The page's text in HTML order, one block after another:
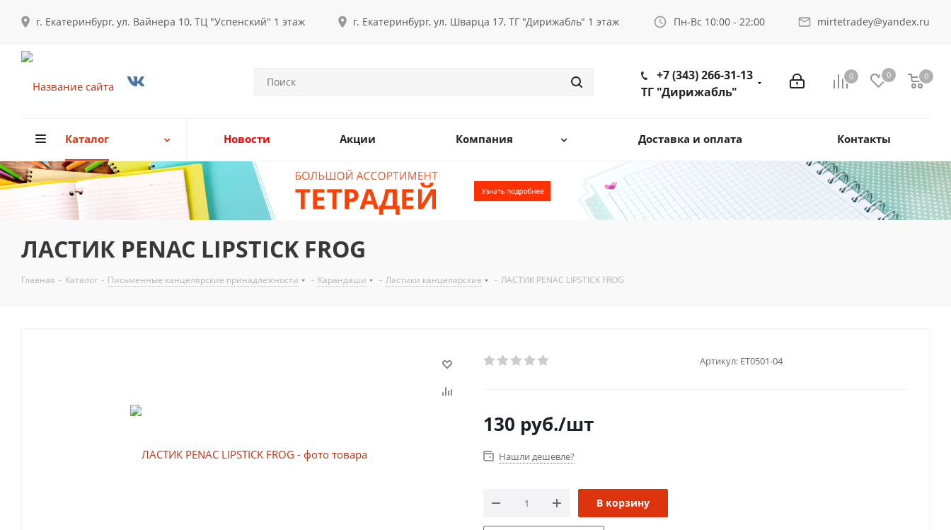
г. Екатеринбург, ул. Вайнера 10, ТЦ "Успенский" 1 этаж г. Екатеринбург, ул. Шварца 17, ТГ "Дирижабль" 1 этаж Пн-Вс 10:00 - 22:00 mirtetradey@yandex.ru
0 0 0
+7 (343) 266-31-13
ТГ "Дирижабль"
Каталог Новости Акции Компания Доставка и оплата Контакты
ЛАСТИК PENAC LIPSTICK FROG
Главная - Каталог - Письменные канцелярские принадлежности - Карандаши - Ластики канцелярские - ЛАСТИК PENAC LIPSTICK FROG
Артикул: ET0501-04
130 руб./шт
Нашли дешевле?
В корзину